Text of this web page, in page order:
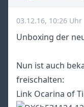
03.12.16, 10:26 Uhr
Unboxing der
Nun ist auch
freischalten:
Link Ocarina of